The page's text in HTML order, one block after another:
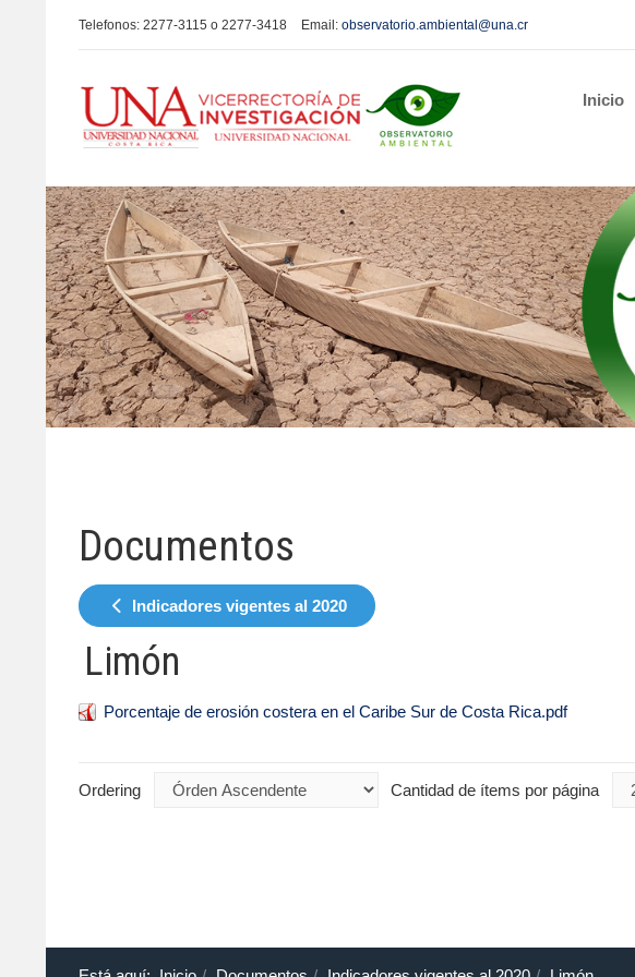
Telefonos: 2277-3115 o 2277-3418 Email: observatorio.ambiental@una.cr
Inicio
Documentos
Indicadores vigentes al 2020
Limón
Porcentaje de erosión costera en el Caribe Sur de Costa Rica.pdf
Ordering Cantidad de ítems por página